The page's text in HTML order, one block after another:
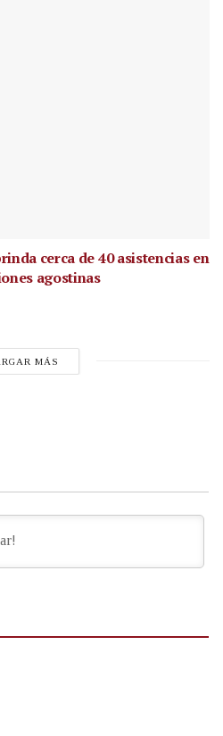
cerca de 40 asistencias en
agostinas
MÁS